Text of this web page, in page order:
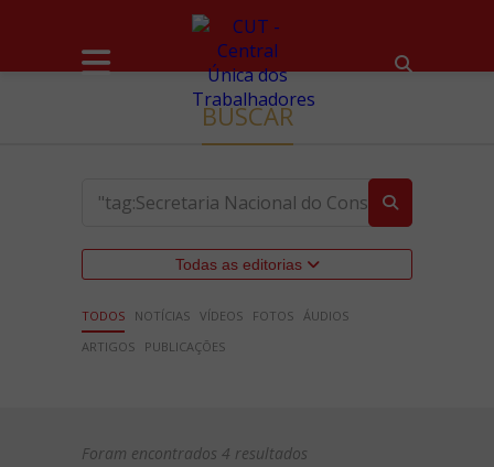
BUSCAR
Todas as editorias
TODOS NOTÍCIAS VÍDEOS FOTOS ÁUDIOS
ARTIGOS
PUBLICAÇÕES
Foram encontrados 4 resultados